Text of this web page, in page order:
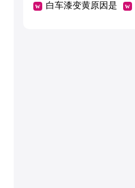
地一致吗
方法（洗脸巾的正
白车漆变黄原因是